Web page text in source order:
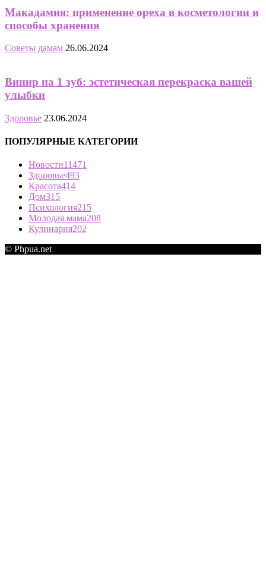
Макадамия: применение ореха в косметологии и
способы хранения
Советы дамам 26.06.2024
Винир на 1 зуб: эстетическая перекраска вашей
улыбки
Здоровье 23.06.2024
ПОПУЛЯРНЫЕ КАТЕГОРИИ
Новости11471
Здоровье493
Красота414
Дом315
Психология215
Молодая мама208
Кулинария202
© Phpua.net